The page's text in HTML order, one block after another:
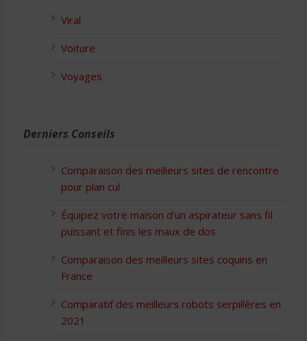
Viral
Voiture
Voyages
Derniers Conseils
Comparaison des meilleurs sites de rencontre
pour plan cul
Équipez votre maison d’un aspirateur sans fil
puissant et finis les maux de dos
Comparaison des meilleurs sites coquins en
France
Comparatif des meilleurs robots serpillères en
2021